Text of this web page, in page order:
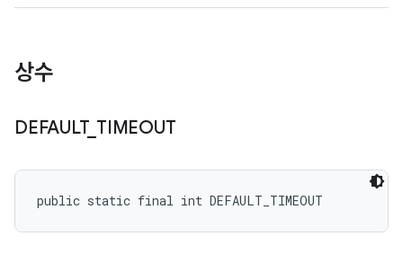
상수
DEFAULT_ TIMEOUT
public static final int DEFAULT_TIMEOUT